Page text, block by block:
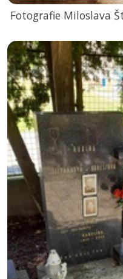
Fotografie Miloslava